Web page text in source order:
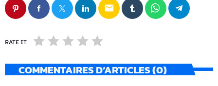
email
RATE IT
COMMENTAIRES D’ARTICLES (0)